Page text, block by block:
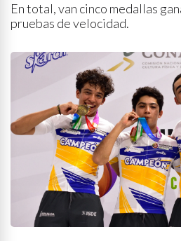
En total, van cinco medallas
pruebas de velocidad.